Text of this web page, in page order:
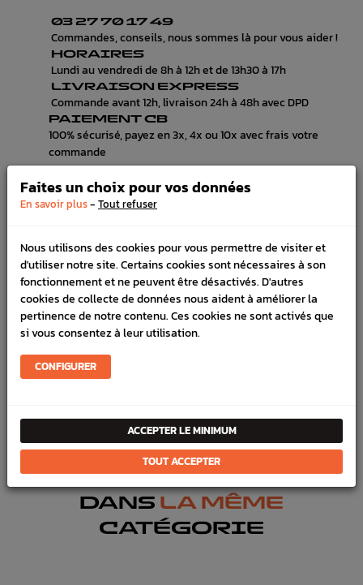
03 27 70 17 49
Commandes, conseils, nous sommes là pour vous aider !
HORAIRES
Lundi au vendredi de 8h à 12h et de 13h30 à 17h
LIVRAISON EXPRESS
Commande avant 12h, livraison 24h à 48h avec DPD
PAIEMENT CB
100% sécurisé, payez en 3x, 4x ou 10x avec frais votre
commande
DÉTAILS DU PRODUIT
LIVRAISON
VÉHICULES COMPATIBLE
SCHÉMA CONSTRUCTEUR
Référence :5435
Pièces origine constructeur
DANS LA MÊME
CATÉGORIE
Faites un choix pour vos données
En savoir plus- Tout refuser
Nous utilisons des cookies pour vous permettre de visiter et
d'utiliser notre site. Certains cookies sont nécessaires à son
fonctionnement et ne peuvent être désactivés. D'autres
cookies de collecte de données nous aident à améliorer la
pertinence de notre contenu. Ces cookies ne sont activés que
si vous consentez à leur utilisation.
CONFIGURER
ACCEPTER LE MINIMUM
TOUT ACCEPTER